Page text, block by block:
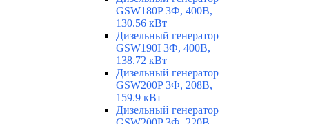
GSW180P 3Ф, 400В,
130.56 кВт
Дизельный генератор
GSW190I 3Ф, 400В,
138.72 кВт
Дизельный генератор
GSW200P 3Ф, 208В,
159.9 кВт
Дизельный генератор